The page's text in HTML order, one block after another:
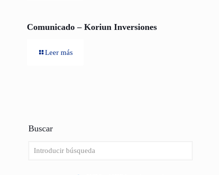
Comunicado – Koriun Inversiones
Leer más
Buscar